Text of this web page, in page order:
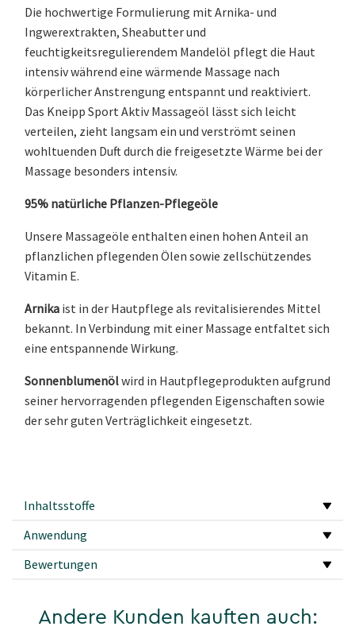
Die hochwertige Formulierung mit Arnika- und
Ingwerextrakten, Sheabutter und
feuchtigkeitsregulierendem Mandelöl pflegt die Haut
intensiv während eine wärmende Massage nach
körperlicher Anstrengung entspannt und reaktiviert.
Das Kneipp Sport Aktiv Massageöl lässt sich leicht
verteilen, zieht langsam ein und verströmt seinen
wohltuenden Duft durch die freigesetzte Wärme bei der
Massage besonders intensiv.
95% natürliche Pflanzen-Pflegeöle
Unsere Massageöle enthalten einen hohen Anteil an
pflanzlichen pflegenden Ölen sowie zellschützendes
Vitamin E.
Arnika ist in der Hautpflege als revitalisierendes Mittel
bekannt. In Verbindung mit einer Massage entfaltet sich
eine entspannende Wirkung.
Sonnenblumenölwird in Hautpflegeprodukten aufgrund
seiner hervorragenden pflegenden Eigenschaften sowie
der sehr guten Verträglichkeit eingesetzt.
Inhaltsstoffe
Anwendung
Bewertungen
Andere Kunden kauften auch: